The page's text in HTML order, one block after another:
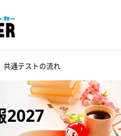
共通テストの流れ
2027